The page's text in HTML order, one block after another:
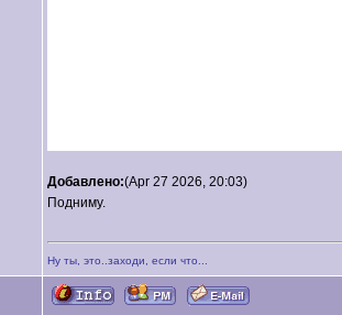
Добавлено:(Apr 27 2026, 20:03)
Подниму.
Ну ты, это..заходи, если что...